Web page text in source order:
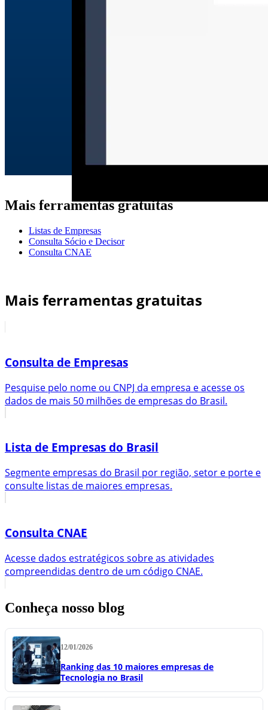
Mais ferramentas gratuitas
Listas de Empresas
Consulta Sócio e Decisor
Consulta CNAE
Mais ferramentas gratuitas
Consulta de Empresas
Pesquise pelo nome ou CNPJ da empresa e acesse os
dados de mais 50 milhões de empresas do Brasil.
Lista de Empresas do Brasil
Segmente empresas do Brasil por região, setor e porte e
consulte listas de maiores empresas.
Consulta CNAE
Acesse dados estratégicos sobre as atividades
compreendidas dentro de um código CNAE.
Conheça nosso blog
12/01/2026
Ranking das 10 maiores empresas de
Tecnologia no Brasil